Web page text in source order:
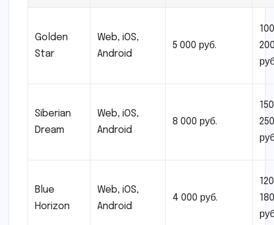
Golden
Star
Web, iOS,
Android
5 000 руб.
Siberian
Dream
Web, iOS,
Android
8 000 руб.
Blue
Horizon
Web, iOS,
Android
4 000 руб.